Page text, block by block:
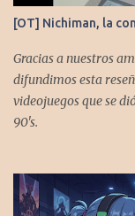
https://
plataforma nos
https://anchor.fm/s/
[OT] Nichiman, la
Gracias a nuestros
difundimos esta
videojuegos que se
90's.